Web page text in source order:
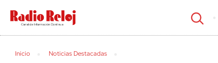
cerrar
Inicio Noticias Destacadas